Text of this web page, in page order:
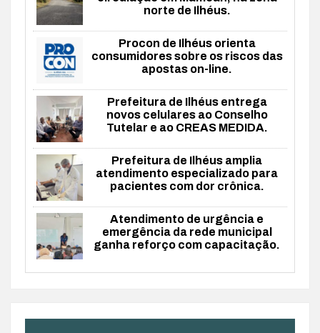
norte de Ilhéus.
Procon de Ilhéus orienta
consumidores sobre os riscos das
apostas on-line.
Prefeitura de Ilhéus entrega
novos celulares ao Conselho
Tutelar e ao CREAS MEDIDA.
Prefeitura de Ilhéus amplia
atendimento especializado para
pacientes com dor crônica.
Atendimento de urgência e
emergência da rede municipal
ganha reforço com capacitação.